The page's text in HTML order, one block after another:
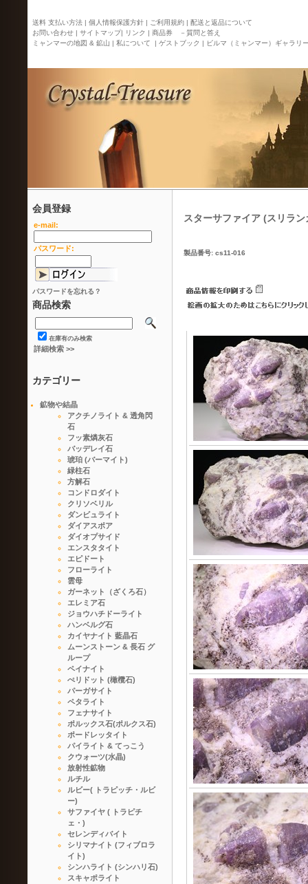
送料 支払い方法 | 個人情報保護方針 | ご利用規約 | 配送と返品について
お問い合わせ | サイトマップ| リンク | 商品券 －質問と答え
ミャンマーの地図 & 鉱山 | 私について | ゲストブック | ビルマ（ミャンマー）ギャラリ
会員登録
e-mail:
パスワード:
パスワードを忘れる？
商品検索
在庫有のみ検索
詳細検索 >>
カテゴリー
鉱物や結晶
アクチノライト & 透角閃
石
フッ素燐灰石
バッデレイ石
琥珀 (バーマイト)
緑柱石
方解石
コンドロダイト
クリソベリル
ダンビュライト
ダイアスポア
ダイオプサイド
エンスタタイト
エピドート
フローライト
雲母
ガーネット（ざくろ石）
エレミア石
ジョウハチドーライト
ハンベルグ石
カイヤナイト 藍晶石
ムーンストーン & 長石 グ
ループ
ペイナイト
ぺリドット (橄欖石)
パーガサイト
ペタライト
フェナサイト
ポルックス石(ポルクス石)
ポードレッタイト
パイライト & てっこう
クウォーツ(水晶)
放射性鉱物
ルチル
ルビー( トラピッチ・ルビ
ー)
サファイヤ ( トラピチ
ェ・)
セレンディバイト
シリマナイト (フィブロラ
イト)
シンハライト (シンハリ石)
スキャポライト
スターサファイア (スリラン
製品番号: cs11-016